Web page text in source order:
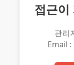
접근이
관리
Email